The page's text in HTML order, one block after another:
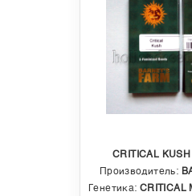
CRITICAL
Производитель:
Генетика: CRITICAL